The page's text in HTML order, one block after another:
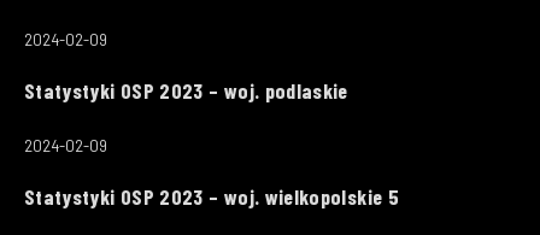
2024-02-09
Statystyki OSP 2023 – woj. podlaskie
2024-02-09
Statystyki OSP 2023 – woj. wielkopolskie 5